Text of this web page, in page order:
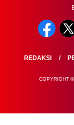
REDAKSI
COPYRIGHT